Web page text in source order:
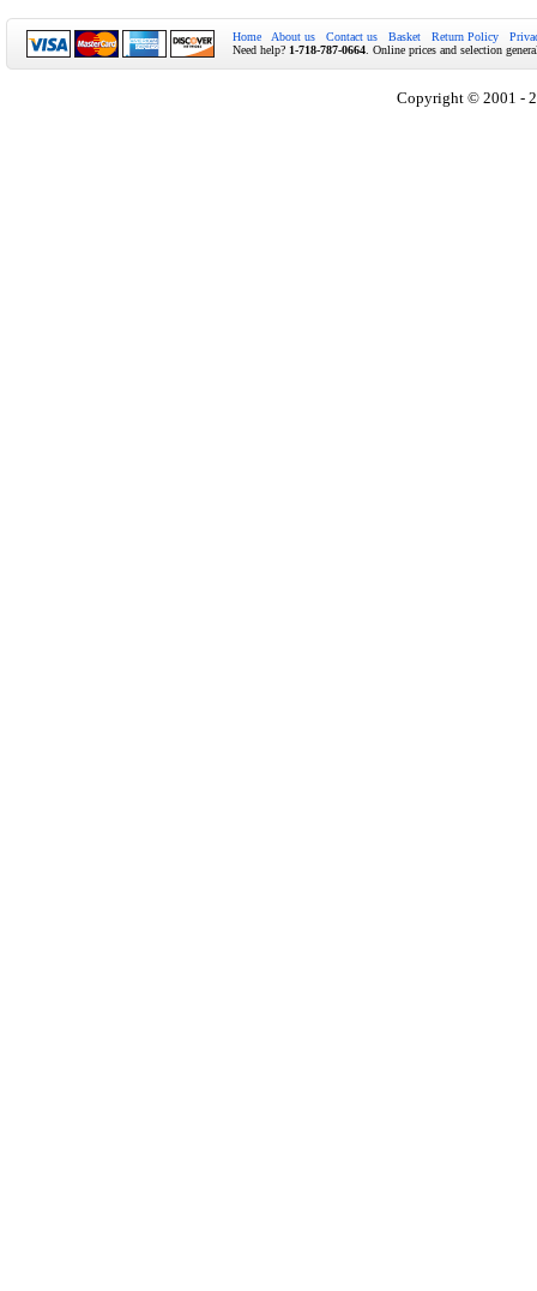
Home About us Contact us Basket Return Policy
Need help? 1-718-787-0664 . Online prices and selection
Copyright © 2001 -